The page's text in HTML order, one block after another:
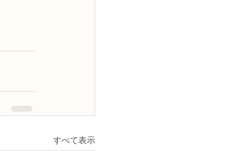
すべて表示